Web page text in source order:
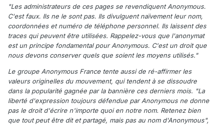
"Les administrateurs de ces pages se revendiquent Anonymous.
C'est faux. Ils ne le sont pas. Ils divulguent naïvement leur nom,
coordonnées et numéro de téléphone personnel. Ils laissent des
traces qui peuvent être utilisées. Rappelez-vous que l'anonymat
est un principe fondamental pour Anonymous. C'est un droit que
nous devons conserver quels que soient les moyens utilisés."
Le groupe Anonymous France tente aussi de ré-affirmer les
valeurs originelles du mouvement, qui tendent à se dissoudre
dans la popularité gagnée par la bannière ces derniers mois. "La
liberté d'expression toujours défendue par Anonymous ne donne
pas le droit d'écrire n'importe quoi en notre nom. Retenez bien
que tout peut être dit et partagé, mais pas au nom d'Anonymous",